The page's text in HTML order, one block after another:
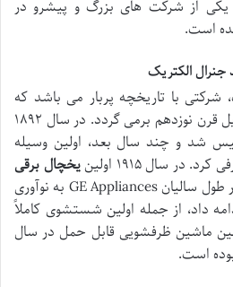
یکی از شرکت های بزرگ و پیشرو در
است.
جنرال الکتریک
شرکتی با تاریخچه پربار می باشد که
سابقه فعالیت های آن به اوایل قرن نوزدهم برمی گردد. در سال ۱۸۹۲
شد و چند سال بعد، اولین وسیله
در سال ۱۹۱۵ اولین
یخچال برقی
را معرفی و روانه بازار نمود. در طول سالیان GE Appliances به نوآوری
داد، از جمله اولین شستشوی کاملاً
در سال ۱۹۴۷ و اولین ماشین ظرفشویی قابل حمل در سال